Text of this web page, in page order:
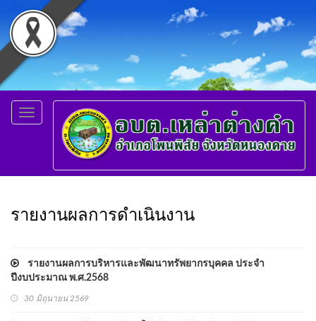
Toggle
navigation
รายงานผลการดำเนินงาน
รายงานผลการบริหารและพัฒนาทรัพยากรบุคคล ประจำ
ปีงบประมาณ พ.ศ.2568
30 มิถุนายน 2569